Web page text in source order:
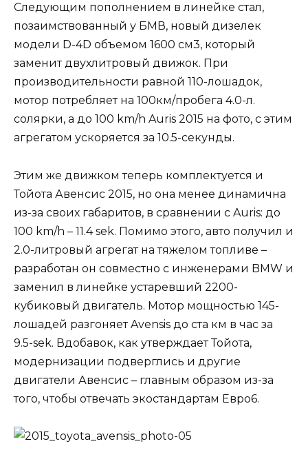
Следующим пополнением в линейке стал,
позаимствованный у БМВ, новый дизелек
модели D-4D объемом 1600 см3, который
заменит двухлитровый движок. При
производительности равной 110-лошадок,
мотор потребляет на 100км/пробега 4.0-л.
солярки, а до 100 km/h Auris 2015 на фото, с этим
агрегатом ускоряется за 10.5-секунды.
Этим же движком теперь комплектуется и
Тойота Авенсис 2015, но она менее динамична
из-за своих габаритов, в сравнении с Auris: до
100 km/h – 11.4 sek. Помимо этого, авто получил и
2.0-литровый агрегат на тяжелом топливе –
разработан он совместно с инженерами BMW и
заменил в линейке устаревший 2200-
кубиковый двигатель. Мотор мощностью 145-
лошадей разгоняет Avensis до ста км в час за
9.5-sek. Вдобавок, как утверждает Тойота,
модернизации подверглись и другие
двигатели Авенсис – главным образом из-за
того, чтобы отвечать экостандартам Евро6.